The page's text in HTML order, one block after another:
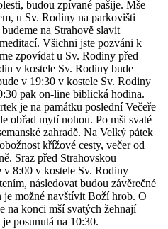
budou zpívané pašije. Mše
u Sv. Rodiny na parkovišti
na Strahově slavit
Všichni jste pozváni k
zpovídat u Sv. Rodiny před
v kostele Sv. Rodiny bude
v 19:30 v kostele Sv. Rodiny
pak on-line biblická hodina.
je na památku poslední Večeře
obřad mytí nohou. Po mši svaté
zahradě. Na Velký pátek
křížové cesty, večer od
Sraz před Strahovskou
8:00 v kostele Sv. Rodiny
následovat budou závěrečné
je možné navštívit Boží hrob. O
na konci mší svatých žehnají
posunutá na 10:30.